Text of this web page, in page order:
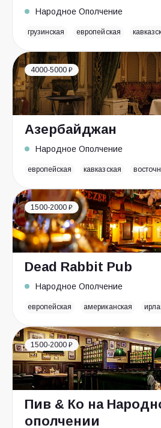
Народное Ополчение
грузинская европейская
4000-5000 ₽
Азербайджан
Народное Ополчение
европейская кавказская
1500-2000 ₽
Dead Rabbit Pub
Народное Ополчение
европейская американская
1500-2000 ₽
Пив & Ко на
ополчении